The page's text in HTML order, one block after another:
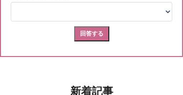
新着記事